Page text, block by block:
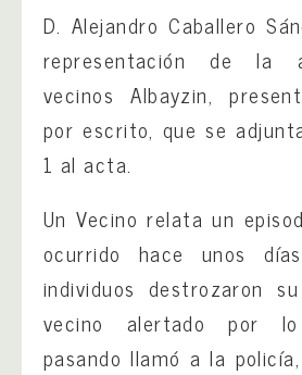
D. Alejandro Caballero
representación de la
vecinos Albayzin,
por escrito, que se
1 al acta.
Un Vecino relata un
ocurrido hace unos
individuos destrozaron
vecino alertado por
pasando llamó a la